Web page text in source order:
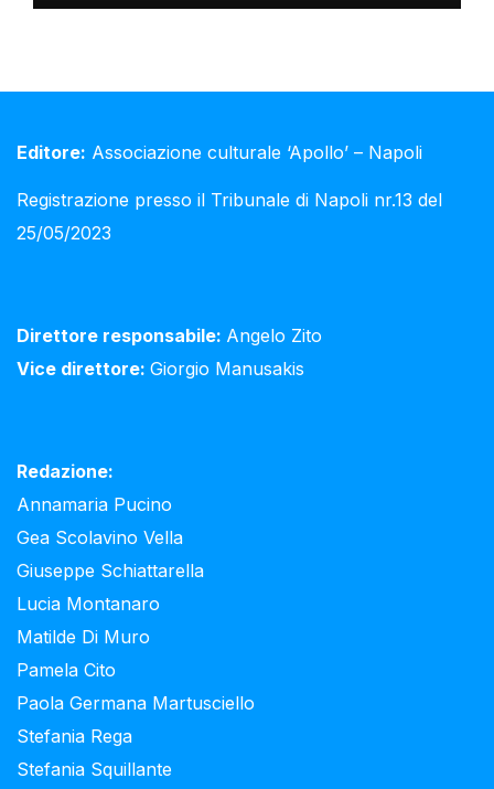
Editore: Associazione culturale ‘Apollo’ – Napoli
Registrazione presso il Tribunale di Napoli nr.13 del
25/05/2023
Direttore responsabile: Angelo Zito
Vice direttore: Giorgio Manusakis
Redazione:
Annamaria Pucino
Gea Scolavino Vella
Giuseppe Schiattarella
Lucia Montanaro
Matilde Di Muro
Pamela Cito
Paola Germana Martusciello
Stefania Rega
Stefania Squillante